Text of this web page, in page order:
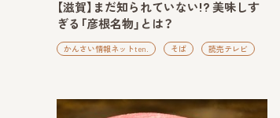
【滋賀】まだ知られていない!? 美味しす
ぎる「彦根名物」とは？
かんさい情報ネットten. そば 読売テレビ